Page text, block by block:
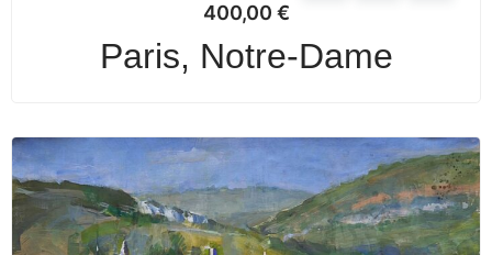
400,00 €
Paris, Notre-Dame